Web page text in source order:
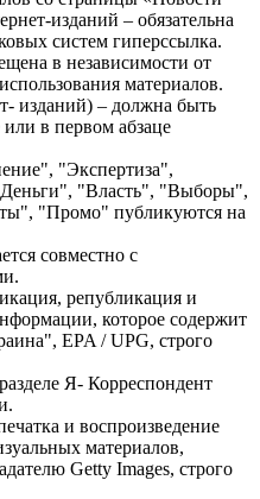
изданий – обязательна
систем гиперссылка.
в независимости от
материалов.
изданий) – должна быть
в первом абзаце
"Экспертиза",
"Власть", "Выборы",
"Промо" публикуются на
совместно с
републикация и
которое содержит
EPA / UPG, строго
Я- Корреспондент
и воспроизведение
материалов,
Getty Images, строго